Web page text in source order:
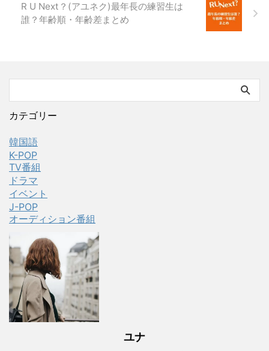
R U Next？(アユネク)最年長の練習生は
誰？年齢順・年齢差まとめ
カテゴリー
韓国語
K-POP
TV番組
ドラマ
イベント
J-POP
オーディション番組
ユナ